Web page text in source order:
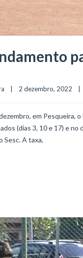
    |    2 dezembro, 2022    |
em Pesqueira,
(dias 3, 10 e 17) e no
Sesc. A taxa,